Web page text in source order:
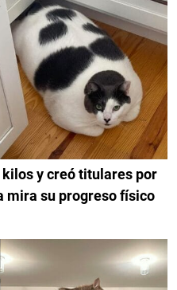
kilos y creó titulares por
mira su progreso físico